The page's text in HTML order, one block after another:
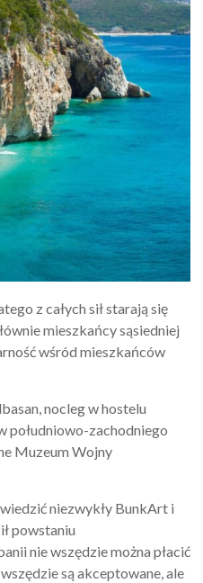
z całych sił starają się
mieszkańcy sąsiedniej
wśród mieszkańców
nocleg w hostelu
południowo-zachodniego
Muzeum Wojny
niezwykły BunkArt i
powstaniu
nie wszędzie można płacić
są akceptowane, ale